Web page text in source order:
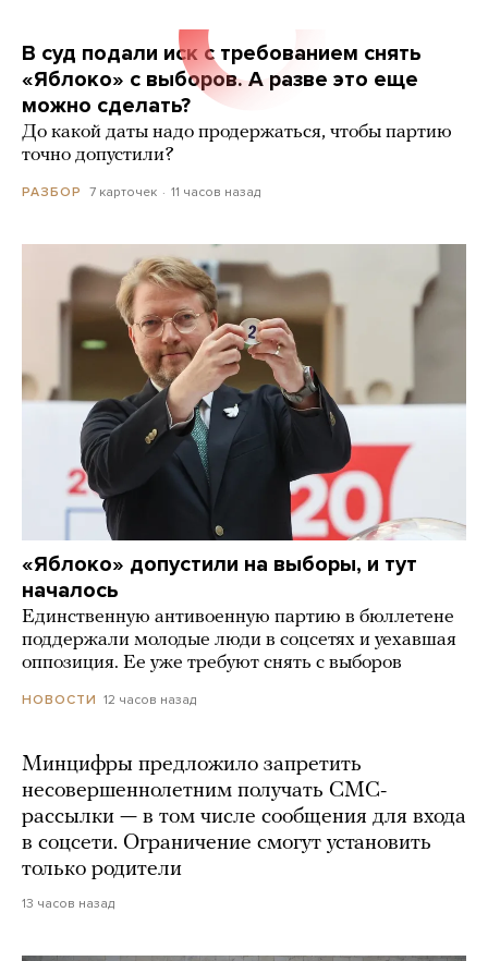
В суд подали иск с требованием снять
«Яблоко» с выборов. А разве это еще
можно сделать?
До какой даты надо продержаться, чтобы партию
точно допустили?
РАЗБОР 7 карточек 11 часов назад
«Яблоко» допустили на выборы, и тут
началось
Единственную антивоенную партию в бюллетене
поддержали молодые люди в соцсетях и уехавшая
оппозиция. Ее уже требуют снять с выборов
НОВОСТИ 12 часов назад
Минцифры предложило запретить
несовершеннолетним получать СМС-
рассылки — в том числе сообщения для входа
в соцсети. Ограничение смогут установить
только родители
13 часов назад